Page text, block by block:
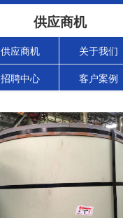
供应商机
供应商机 关于我们
招聘中心 客户案例